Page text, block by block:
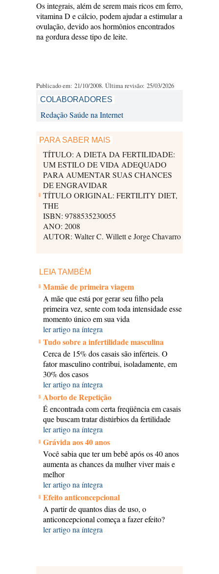
Os integrais, além de serem mais ricos em ferro,
vitamina D e cálcio, podem ajudar a estimular a
ovulação, devido aos hormônios encontrados
na gordura desse tipo de leite.
Publicado em: 21/10/2008. Última revisão: 25/03/2026
COLABORADORES
Redação Saúde na Internet
PARA SABER MAIS
TÍTULO: A DIETA DA FERTILIDADE:
UM ESTILO DE VIDA ADEQUADO
PARA AUMENTAR SUAS CHANCES
DE ENGRAVIDAR
TÍTULO ORIGINAL: FERTILITY DIET,
THE
ISBN: 9788535230055
ANO: 2008
AUTOR: Walter C. Willett e Jorge Chavarro
LEIA TAMBÉM
Mamãe de primeira viagem
A mãe que está por gerar seu filho pela
primeira vez, sente com toda intensidade esse
momento único em sua vida
ler artigo na íntegra
Tudo sobre a infertilidade masculina
Cerca de 15% dos casais são inférteis. O
fator masculino contribui, isoladamente, em
30% dos casos
ler artigo na íntegra
Aborto de Repetição
É encontrada com certa freqüência em casais
que buscam tratar distúrbios da fertilidade
ler artigo na íntegra
Grávida aos 40 anos
Você sabia que ter um bebê após os 40 anos
aumenta as chances da mulher viver mais e
melhor
ler artigo na íntegra
Efeito anticoncepcional
A partir de quantos dias de uso, o
anticoncepcional começa a fazer efeito?
ler artigo na íntegra